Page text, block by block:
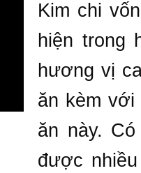
Kim chi
hiện trong
hương vị
ăn kèm với
ăn này.
được